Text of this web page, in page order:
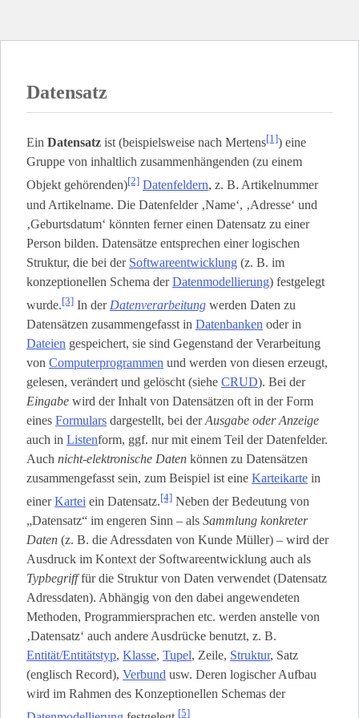
Datensatz
Ein Datensatz ist (beispielsweise nach Mertens[1]) eine
Gruppe von inhaltlich zusammenhängenden (zu einem
Objekt gehörenden)[2] Datenfeldern, z. B. Artikelnummer
und Artikelname. Die Datenfelder ‚Name‘, ‚Adresse‘ und
‚Geburtsdatum‘ könnten ferner einen Datensatz zu einer
Person bilden. Datensätze entsprechen einer logischen
Struktur, die bei der Softwareentwicklung (z. B. im
konzeptionellen Schema derDatenmodellierung) festgelegt
wurde.[3] In der Datenverarbeitung werden Daten zu
Datensätzen zusammengefasst in Datenbanken oder in
Dateien gespeichert, sie sind Gegenstand der Verarbeitung
von Computerprogrammen und werden von diesen erzeugt,
gelesen, verändert und gelöscht (siehe CRUD). Bei der
Eingabe wird der Inhalt von Datensätzen oft in der Form
eines Formulars dargestellt, bei derAusgabe oder Anzeige
auch in Listen­form, ggf. nur mit einem Teil der Datenfelder.
Auch nicht-elektronische Daten können zu Datensätzen
zusammengefasst sein, zum Beispiel ist eine Karteikarte in
einerKartei ein Datensatz.[4] Neben der Bedeutung von
„Datensatz“ im engeren Sinn – als Sammlung konkreter
Daten (z. B. die Adressdaten von Kunde Müller) – wird der
Ausdruck im Kontext der Softwareentwicklung auch als
Typbegrifffür die Struktur von Daten verwendet (Datensatz
Adressdaten). Abhängig von den dabei angewendeten
Methoden, Programmiersprachen etc. werden anstelle von
‚Datensatz‘ auch andere Ausdrücke benutzt, z. B.
Entität/Entitätstyp, Klasse, Tupel, Zeile, Struktur, Satz
(englisch Record), Verbund usw. Deren logischer Aufbau
wird im Rahmen des Konzeptionellen Schemas der
[5]